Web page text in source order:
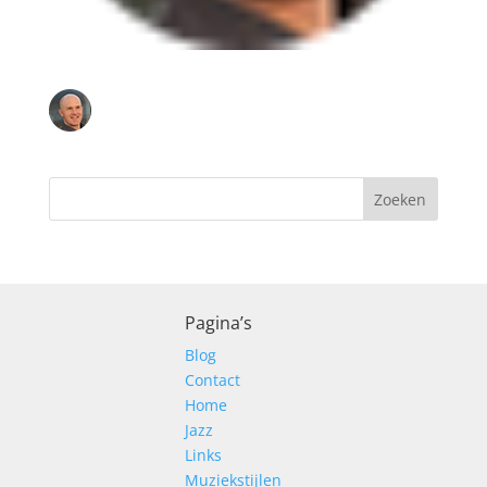
Pagina’s
Blog
Contact
Home
Jazz
Links
Muziekstijlen